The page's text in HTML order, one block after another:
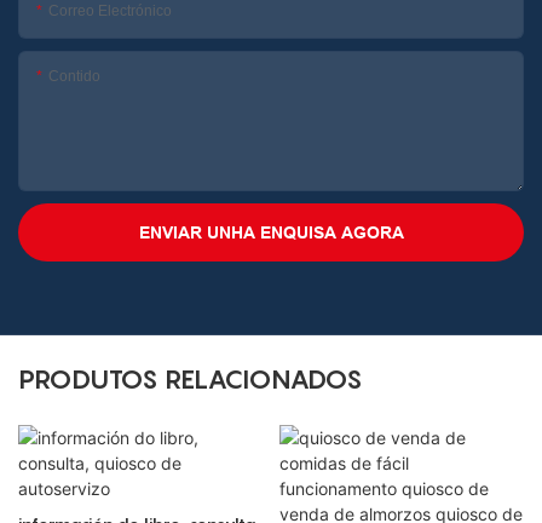
Correo Electrónico
Contido
ENVIAR UNHA ENQUISA AGORA
PRODUTOS RELACIONADOS